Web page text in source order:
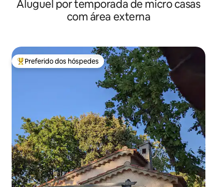
m da praia
Aluguel por temporada de micro casas
com área externa
Entre os melhores preferidos dos hóspedes
Preferido dos hóspedes